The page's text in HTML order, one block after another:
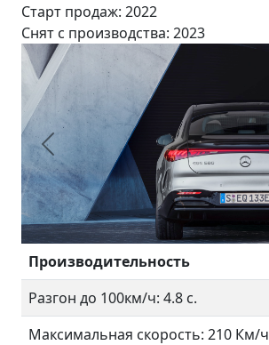
Старт продаж: 2022
Cнят с производства: 2023
Предыдущий
Производительность
Разгон до 100км/ч: 4.8 с.
Максимальная скорость: 210 Км/ч